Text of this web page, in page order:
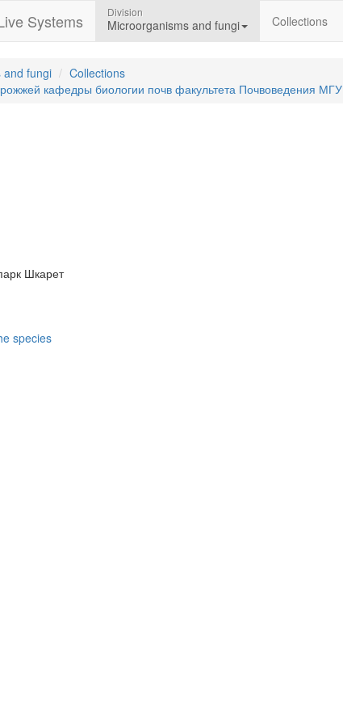
Systems Division
Microorganisms and fungi Collections
and fungi
Collections
кафедры биологии почв факультета Почвоведения МГУ
Шкарет
species